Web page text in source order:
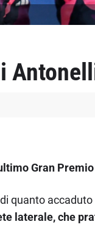
Gran
quanto
laterale, che